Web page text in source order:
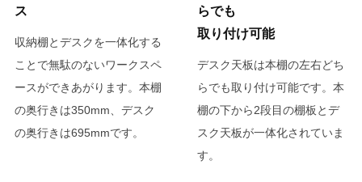
ス
収納棚とデスクを一体化する
ことで無駄のないワークスペ
ースができあがります。本棚
の奥行きは350mm、デスク
の奥行きは695mmです。
らでも
取り付け可能
デスク天板は本棚の左右どち
らでも取り付け可能です。本
棚の下から2段目の棚板とデ
スク天板が一体化されていま
す。